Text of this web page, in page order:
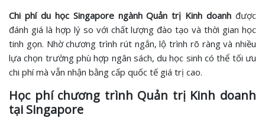
Chi phí du học Singapore ngành Quản trị Kinh doanh được
đánh giá là hợp lý so với chất lượng đào tạo và thời gian học
tinh gọn. Nhờ chương trình rút ngắn, lộ trình rõ ràng và nhiều
lựa chọn trường phù hợp ngân sách, du học sinh có thể tối ưu
chi phí mà vẫn nhận bằng cấp quốc tế giá trị cao.
Học phí chương trình Quản trị Kinh doanh
tại Singapore